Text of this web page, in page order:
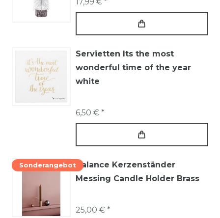
Servietten Its the most
wonderful time of the year
white
6,50 € *
SonderangebotBalance Kerzenständer
Messing Candle Holder Brass
25,00 € *